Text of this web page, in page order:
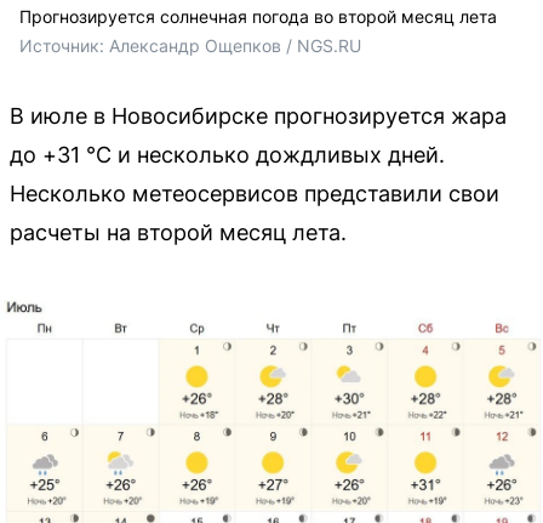
Прогнозируется солнечная погода во второй месяц лета
Источник: Александр Ощепков / NGS.RU
В июле в Новосибирске прогнозируется жара
до +31 °C и несколько дождливых дней.
Несколько метеосервисов представили свои
расчеты на второй месяц лета.